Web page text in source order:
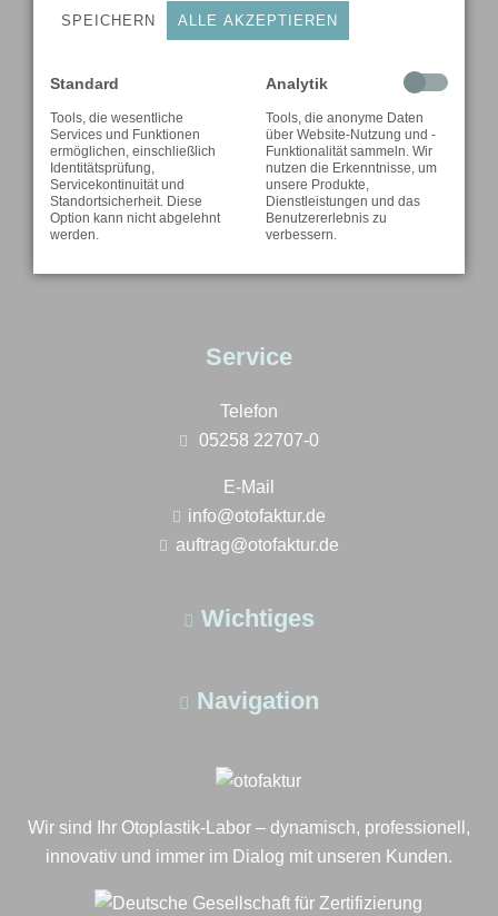
Katalog ansehen
Messprotokoll
Service
Telefon
05258 22707-0
E-Mail
info@otofaktur.de
auftrag@otofaktur.de
Wichtiges
Navigation
Wir sind Ihr Otoplastik-Labor – dynamisch, professionell,
innovativ und immer im Dialog mit unseren Kunden.
SPEICHERN ALLE AKZEPTIEREN
Standard
Tools, die wesentliche
Services und Funktionen
ermöglichen, einschließlich
Identitätsprüfung,
Servicekontinuität und
Standortsicherheit. Diese
Option kann nicht abgelehnt
werden.
Analytik
Tools, die anonyme Daten
über Website-Nutzung und -
Funktionalität sammeln. Wir
nutzen die Erkenntnisse, um
unsere Produkte,
Dienstleistungen und das
Benutzererlebnis zu
verbessern.